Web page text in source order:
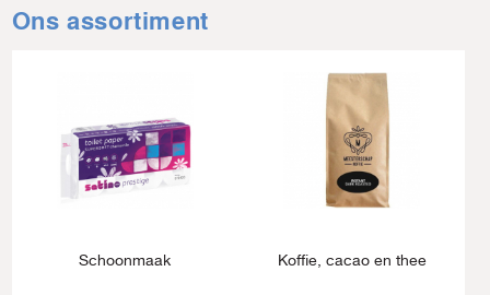
Ons assortiment
Schoonmaak Koffie, cacao en thee